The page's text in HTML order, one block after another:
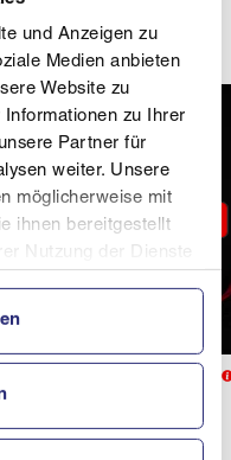
und Anzeigen zu
Medien anbieten
Website zu
zu Ihrer
Partner für
weiter. Unsere
möglicherweise mit
ihnen bereitgestellt
Silber.